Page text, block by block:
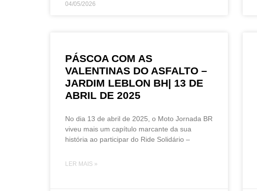
04/05/2026
PÁSCOA COM AS
VALENTINAS DO ASFALTO –
JARDIM LEBLON BH| 13 DE
ABRIL DE 2025
No dia 13 de abril de 2025, o Moto Jornada BR
viveu mais um capítulo marcante da sua
história ao participar do Ride Solidário –
LER MAIS »